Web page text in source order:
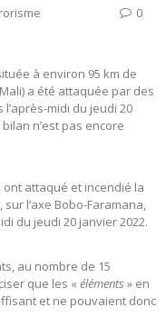
0
à environ 95 km de
a été attaquée par des
midi du jeudi 20
n’est pas encore
attaqué et incendié la
l’axe Bobo-Faramana,
du jeudi 20 janvier 2022.
au nombre de 15
que les « éléments » en
et ne pouvaient donc